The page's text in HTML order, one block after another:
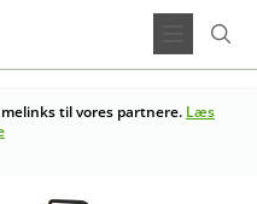
til vores partnere. Læs